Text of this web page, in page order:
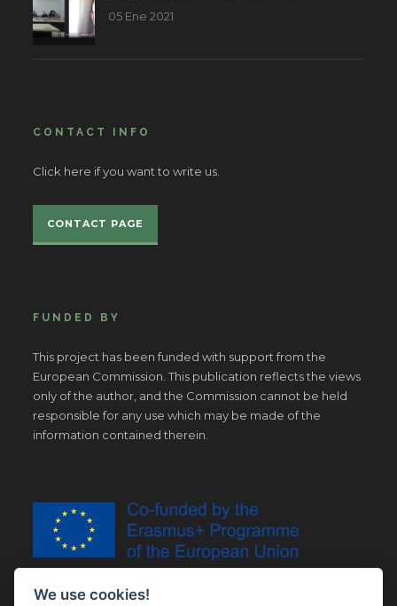
05 Ene 2021
CONTACT INFO
Click here if you want to write us.
CONTACT PAGE
FUNDED BY
This project has been funded with support from the
European Commission. This publication reflects the views
only of the author, and the Commission cannot be held
responsible for any use which may be made of the
information contained therein.
We use cookies!